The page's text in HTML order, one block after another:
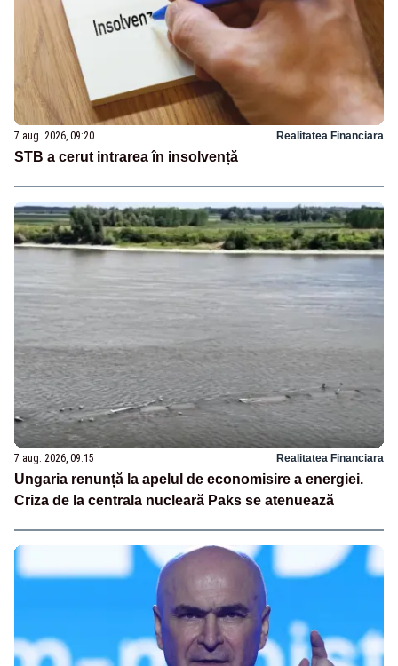
7 aug. 2026, 09:20 Realitatea Financiara
STB a cerut intrarea în insolvență
7 aug. 2026, 09:15 Realitatea Financiara
Ungaria renunță la apelul de economisire a energiei.
Criza de la centrala nucleară Paks se atenuează